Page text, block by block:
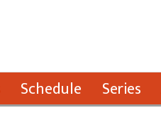
Schedule Series